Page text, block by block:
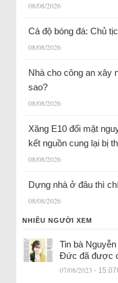
08/08/2026
Cá độ bóng đá: Chủ
08/08/2026
Nhà cho công an xây
sao?
08/08/2026
Xăng E10 đối mặt
kết nguồn cung lại bị
08/08/2026
Dựng nhà ở đâu thì
08/08/2026
NHIỀU NGƯỜI XEM
Tin bà
Đức đã được
07/08/2023 -